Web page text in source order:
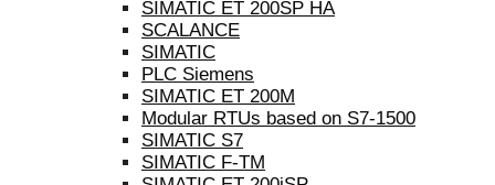
SIMATIC ET 200SP HA
SCALANCE
SIMATIC
PLC Siemens
SIMATIC ET 200M
Modular RTUs based on S7-1500
SIMATIC S7
SIMATIC F-TM